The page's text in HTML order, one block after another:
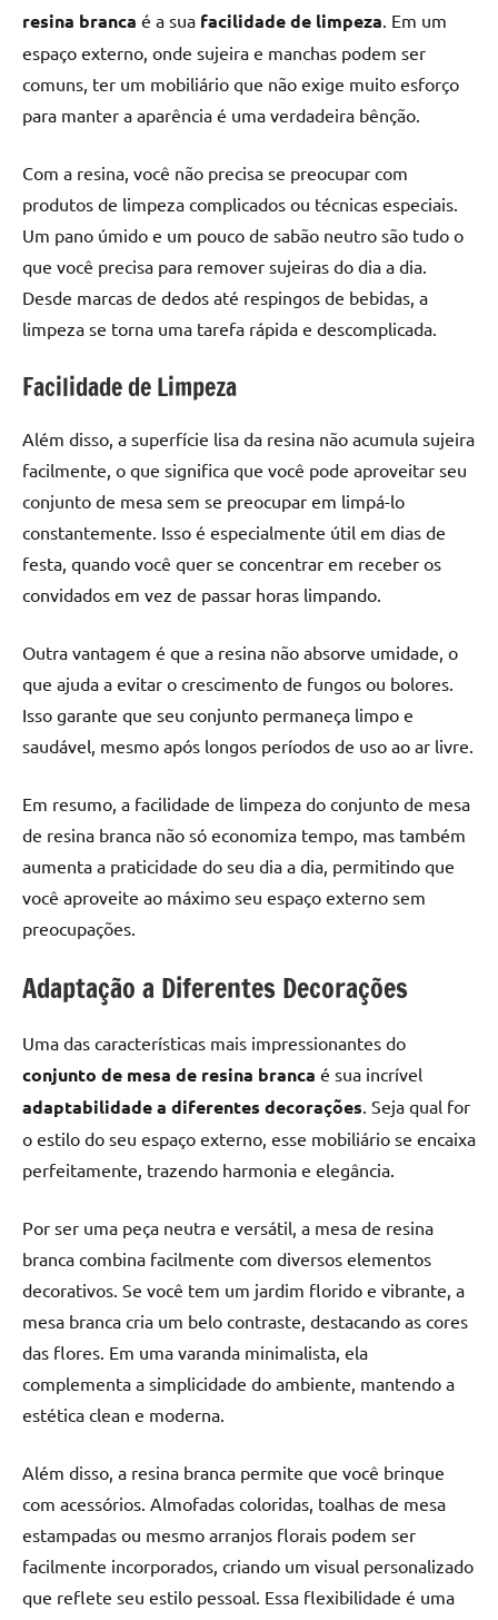
resina branca é a sua facilidade de limpeza. Em um
espaço externo, onde sujeira e manchas podem ser
comuns, ter um mobiliário que não exige muito esforço
para manter a aparência é uma verdadeira bênção.
Com a resina, você não precisa se preocupar com
produtos de limpeza complicados ou técnicas especiais.
Um pano úmido e um pouco de sabão neutro são tudo o
que você precisa para remover sujeiras do dia a dia.
Desde marcas de dedos até respingos de bebidas, a
limpeza se torna uma tarefa rápida e descomplicada.
Facilidade de Limpeza
Além disso, a superfície lisa da resina não acumula sujeira
facilmente, o que significa que você pode aproveitar seu
conjunto de mesa sem se preocupar em limpá-lo
constantemente. Isso é especialmente útil em dias de
festa, quando você quer se concentrar em receber os
convidados em vez de passar horas limpando.
Outra vantagem é que a resina não absorve umidade, o
que ajuda a evitar o crescimento de fungos ou bolores.
Isso garante que seu conjunto permaneça limpo e
saudável, mesmo após longos períodos de uso ao ar livre.
Em resumo, a facilidade de limpeza do conjunto de mesa
de resina branca não só economiza tempo, mas também
aumenta a praticidade do seu dia a dia, permitindo que
você aproveite ao máximo seu espaço externo sem
preocupações.
Adaptação a Diferentes Decorações
Uma das características mais impressionantes do
conjunto de mesa de resina branca é sua incrível
adaptabilidade a diferentes decorações . Seja qual for
o estilo do seu espaço externo, esse mobiliário se encaixa
perfeitamente, trazendo harmonia e elegância.
Por ser uma peça neutra e versátil, a mesa de resina
branca combina facilmente com diversos elementos
decorativos. Se você tem um jardim florido e vibrante, a
mesa branca cria um belo contraste, destacando as cores
das flores. Em uma varanda minimalista, ela
complementa a simplicidade do ambiente, mantendo a
estética clean e moderna.
Além disso, a resina branca permite que você brinque
com acessórios. Almofadas coloridas, toalhas de mesa
estampadas ou mesmo arranjos florais podem ser
facilmente incorporados, criando um visual personalizado
que reflete seu estilo pessoal. Essa flexibilidade é uma